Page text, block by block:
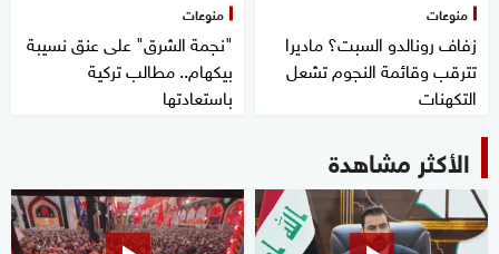
منوعات
زفاف رونالدو السبت؟ ماديرا
تترقب وقائمة النجوم تشعل
التكهنات
منوعات
"نجمة الشرق" على عنق نسيبة
بيكهام.. مطالب تركية
باستعادتها
الأكثر مشاهدة